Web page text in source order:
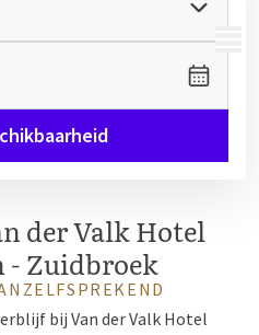
MENU
der Valk Hotel
- Zuidbroek
bij Van der Valk Hotel